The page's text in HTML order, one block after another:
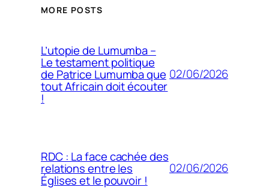
MORE POSTS
L’utopie de Lumumba –
Le testament politique
de Patrice Lumumba que
tout Africain doit écouter
!
02/06/2026
RDC : La face cachée des
relations entre les
Églises et le pouvoir !
02/06/2026